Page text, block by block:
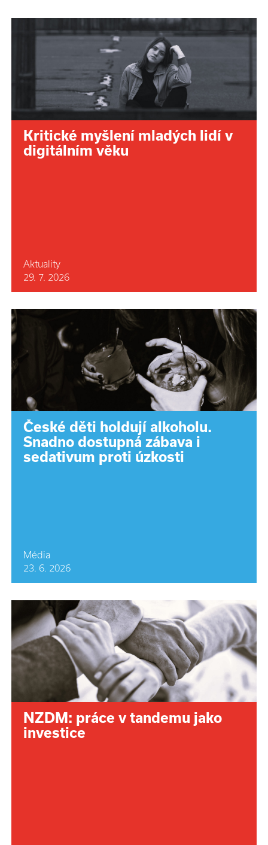
Kritické myšlení mladých lidí v
digitálním věku
Aktuality
29. 7. 2026
České děti holdují alkoholu.
Snadno dostupná zábava i
sedativum proti úzkosti
Média
23. 6. 2026
NZDM: práce v tandemu jako
investice